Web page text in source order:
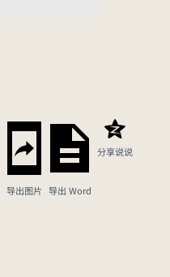
导出图片 导出 Word
分享说说